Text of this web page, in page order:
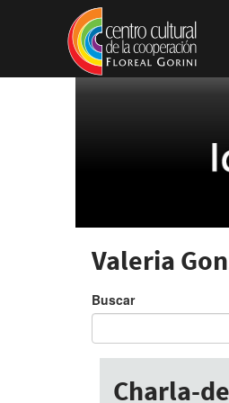
Pasar al contenido principal
Valeria
Buscar
Charla-